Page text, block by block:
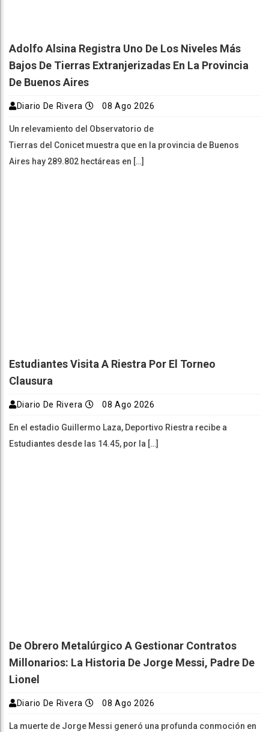
Adolfo Alsina Registra Uno De Los Niveles Más
Bajos De Tierras Extranjerizadas En La Provincia
De Buenos Aires
Diario De Rivera 08 Ago 2026
Un relevamiento del Observatorio de
Tierras del Conicet muestra que en la provincia de Buenos
Aires hay 289.802 hectáreas en […]
Estudiantes Visita A Riestra Por El Torneo
Clausura
Diario De Rivera 08 Ago 2026
En el estadio Guillermo Laza, Deportivo Riestra recibe a
Estudiantes desde las 14.45, por la […]
De Obrero Metalúrgico A Gestionar Contratos
Millonarios: La Historia De Jorge Messi, Padre De
Lionel
Diario De Rivera 08 Ago 2026
La muerte de Jorge Messi generó una profunda conmoción en